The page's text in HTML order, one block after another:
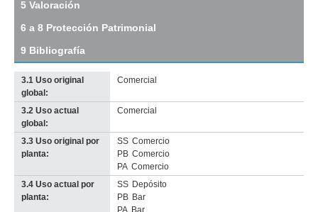
Agosto
1825
(R
5)
Descargar
tamaño
original
Imagen del tramo:
Rbla 25 de Agosto de 1825 (R 5)
Descarga tamaño completo
Anterior Pausa Siguiente
5 Valoración
6 a 8 Protección Patrimonial
9 Bibliografía
3.1 Uso original
global:
Comercial
3.2 Uso actual
global:
Comercial
3.3 Uso original por
planta:
SS Comercio
PB Comercio
PA Comercio
3.4 Uso actual por
planta:
SS Depósito
PB Bar